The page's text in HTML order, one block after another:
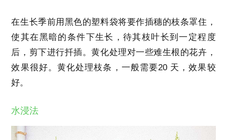
在生长季前用黑色的塑料袋将要作插穗的枝条罩住，
使其在黑暗的条件下生长，待其枝叶长到一定程度
后，剪下进行扦插。黄化处理对一些难生根的花卉，
效果很好。黄化处理枝条，一般需要20 天，效果较
好。
水浸法